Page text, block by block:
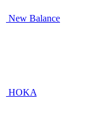
New Balance
HOKA